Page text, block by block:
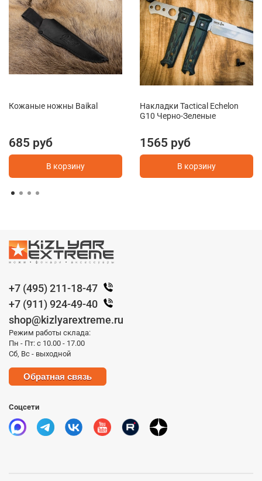
Кожаные ножны Baikal
685 руб
В корзину
Накладки Tactical Echelon
G10 Черно-Зеленые
1565 руб
В корзину
+7 (495) 211-18-47
+7 (911) 924-49-40
shop@kizlyarextreme.ru
Режим работы склада:
Пн - Пт: с 10.00 - 17.00
Сб, Вс - выходной
Обратная связь
Соцсети